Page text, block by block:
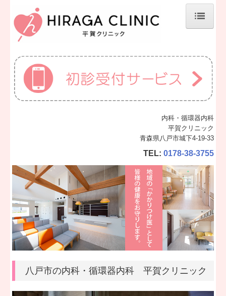
ホーム
診療案内
施設基準
内科・循環器内科
平賀クリニック
青森県八戸市城下4-19-33
TEL: 0178-38-3755
八戸市の内科・循環器内科 平賀クリニック